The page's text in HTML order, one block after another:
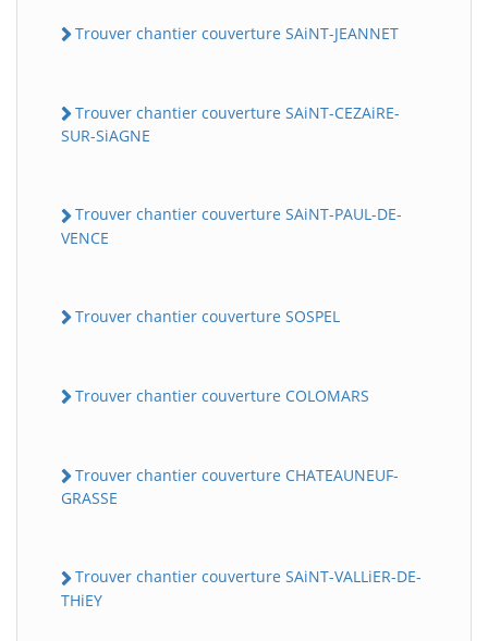
Trouver chantier couverture SAiNT-JEANNET
Trouver chantier couverture SAiNT-CEZAiRE-
SUR-SiAGNE
Trouver chantier couverture SAiNT-PAUL-DE-
VENCE
Trouver chantier couverture SOSPEL
Trouver chantier couverture COLOMARS
Trouver chantier couverture CHATEAUNEUF-
GRASSE
Trouver chantier couverture SAiNT-VALLiER-DE-
THiEY